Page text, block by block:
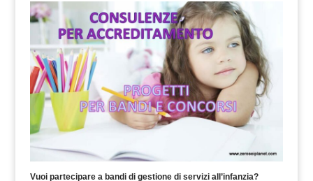
Vuoi partecipare a bandi di gestione di servizi all’infanzia?